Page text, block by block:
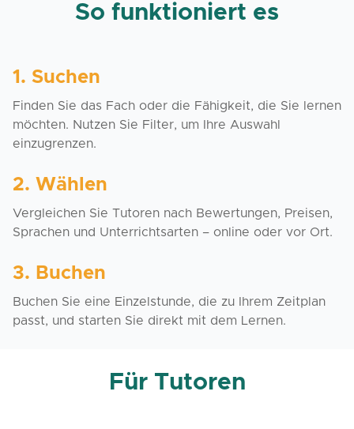
So funktioniert es
1. Suchen
Finden Sie das Fach oder die Fähigkeit, die Sie lernen
möchten. Nutzen Sie Filter, um Ihre Auswahl
einzugrenzen.
2. Wählen
Vergleichen Sie Tutoren nach Bewertungen, Preisen,
Sprachen und Unterrichtsarten – online oder vor Ort.
3. Buchen
Buchen Sie eine Einzelstunde, die zu Ihrem Zeitplan
passt, und starten Sie direkt mit dem Lernen.
Für Tutoren